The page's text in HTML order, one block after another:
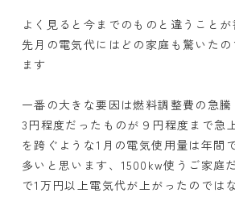
よく見ると今までのものと違うこと
先月の電気代にはどの家庭も驚いた
ます
一番の大きな要因は燃料調整費の急騰
3円程度だったものが９円程度まで急
を跨ぐような1月の電気使用量は年間
多いと思います、1500kw使うご家庭
で1万円以上電気代が上がったのでは